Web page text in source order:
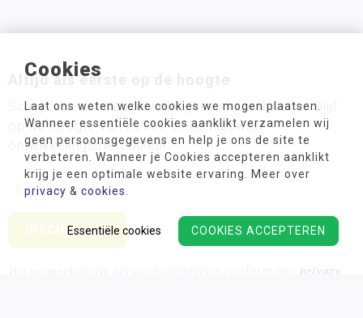
Cookies
Laat ons weten welke cookies we mogen plaatsen.
Wanneer essentiële cookies aanklikt verzamelen wij
geen persoonsgegevens en help je ons de site te
verbeteren. Wanneer je Cookies accepteren aanklikt
krijg je een optimale website ervaring. Meer over
privacy & cookies
COOKIES ACCEPTEREN
Essentiële cookies
Altijd als eerste op de hoogte
Schrijf u in voor onze wekelijkse nieuwsbrief en blijf
op de hoogte van acties en de nieuwste
ontwikkelingsmaterialen!